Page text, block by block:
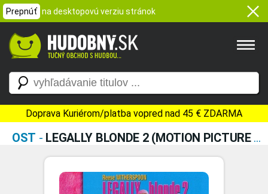
Prepnúť na desktopovú verziu stránok
Doprava Kuriérom/platba vopred nad 45 € ZDARMA
OST - LEGALLY BLONDE 2 (MOTION PICTURE SOUNDTRACK)